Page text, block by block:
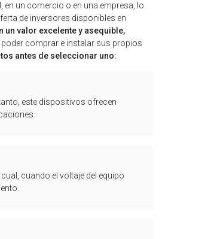
en un comercio o en una empresa, lo
de inversores disponibles en
valor excelente y asequible,
poder comprar e instalar sus propios
antes de seleccionar uno:
este dispositivos ofrecen
cuando el voltaje del equipo